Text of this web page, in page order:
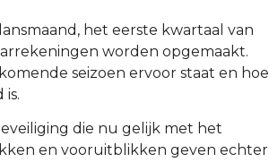
het eerste kwartaal van
worden opgemaakt.
seizoen ervoor staat en hoe
die nu gelijk met het
en vooruitblikken geven echter